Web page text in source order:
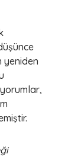
yeniden